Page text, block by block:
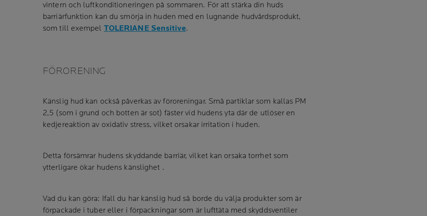
vintern och luftkonditioneringen på sommaren. För att stärka din huds
barriärfunktion kan du smörja in huden med en lugnande hudvårdsprodukt,
som till exempel TOLERIANE Sensitive.
FÖRORENING
Känslig hud kan också påverkas av föroreningar. Små partiklar som kallas PM
2,5 (som i grund och botten är sot) fäster vid hudens yta där de utlöser en
kedjereaktion av oxidativ stress, vilket orsakar irritation i huden.
Detta försämrar hudens skyddande barriär, vilket kan orsaka torrhet som
ytterligare ökar hudens känslighet .
Vad du kan göra: Ifall du har känslig hud så borde du välja produkter som är
förpackade i tuber eller i förpackningar som är lufttäta med skyddsventiler